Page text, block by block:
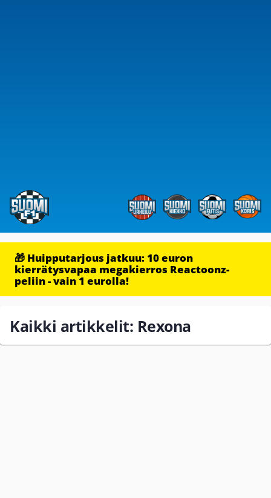
🎁 Huipputarjous jatkuu: 10 euron
kierrätysvapaa megakierros Reactoonz-
peliin - vain 1 eurolla!
Kaikki artikkelit: Rexona